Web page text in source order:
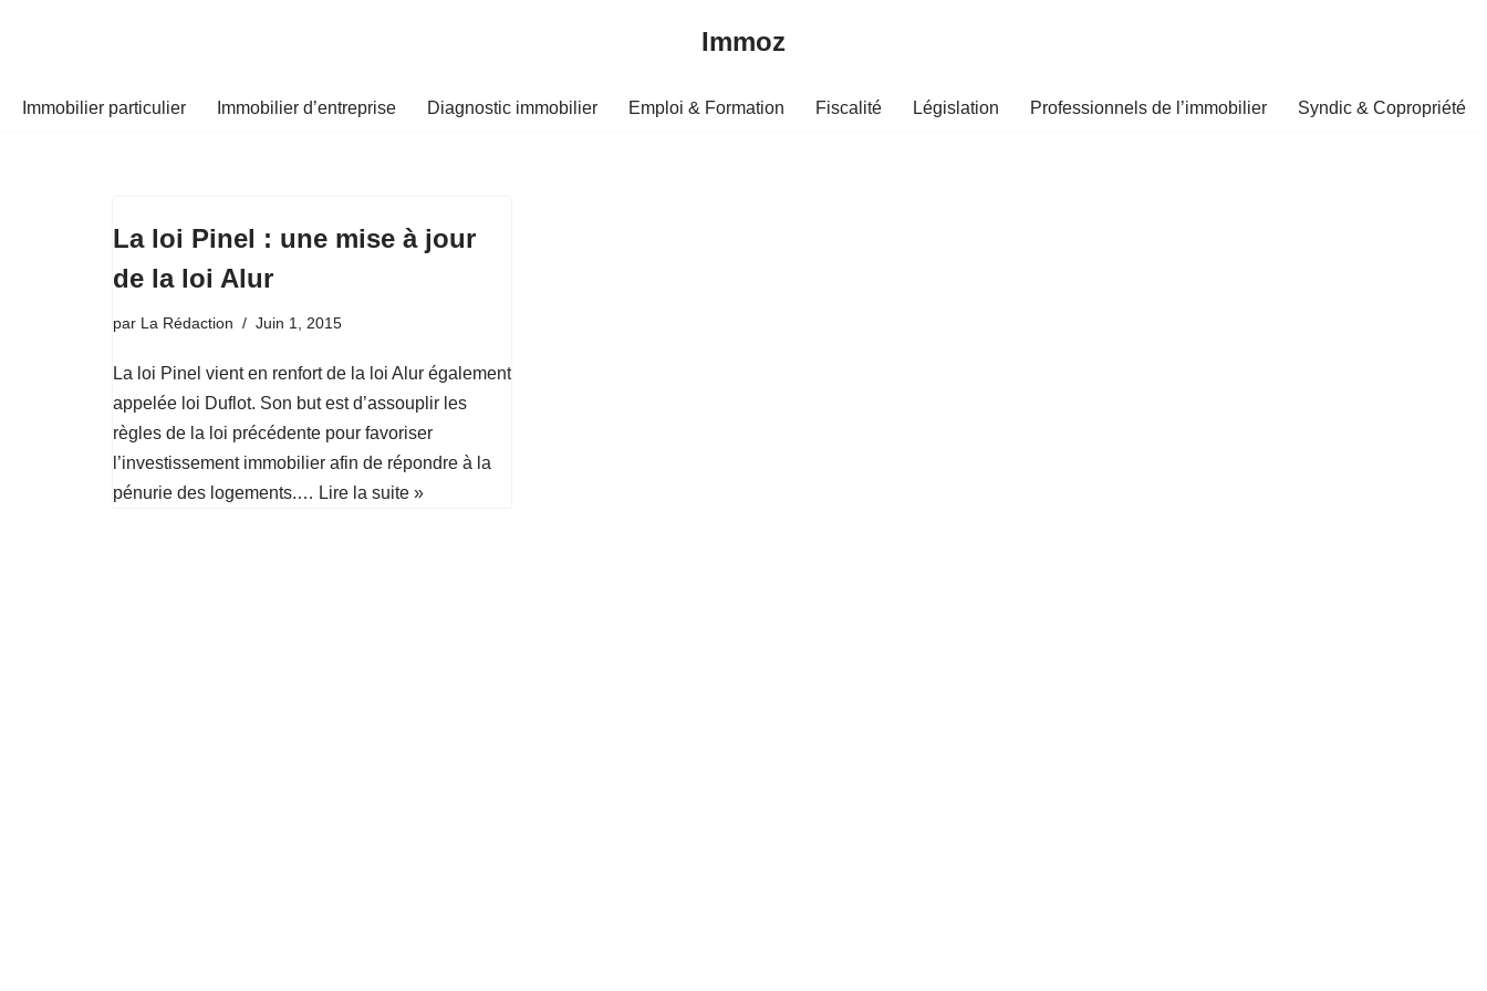
Immoz
Immobilier particulier Immobilier d’entreprise Diagnostic immobilier Emploi & Formation Fiscalité Législation Professionnels de l’immobilier Syndic & Copropriété
La loi Pinel : une mise à jour
de la loi Alur
par La Rédaction Juin 1, 2015
La loi Pinel vient en renfort de la loi Alur également
appelée loi Duflot. Son but est d’assouplir les
règles de la loi précédente pour favoriser
l’investissement immobilier afin de répondre à la
pénurie des logements.… Lire la suite »